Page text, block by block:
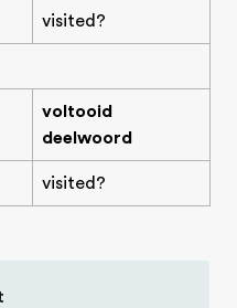
visited?
voltooid
deelwoord
visited?